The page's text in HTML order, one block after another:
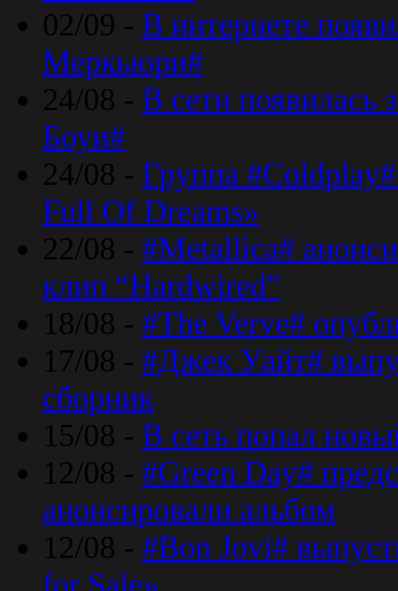
02/09 - В интернете
Меркьюри#
24/08 - В сети появилась
Боуи#
24/08 - Группа
Full Of Dreams»
22/08 - #Metallica#
клип “Hardwired”
18/08 - #The Verve#
17/08 - #Джек Уайт#
сборник
15/08 - В сеть попал
12/08 - #Green Day#
анонсировали альбом
12/08 - #Bon Jovi#